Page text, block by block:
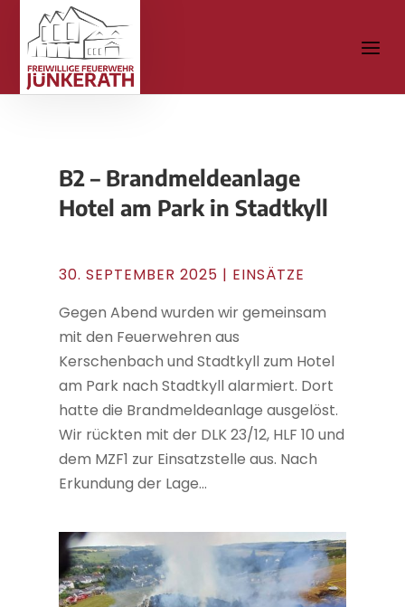
B2 – Brandmeldeanlage
Hotel am Park in Stadtkyll
30. SEPTEMBER 2025 | EINSÄTZE
Gegen Abend wurden wir gemeinsam
mit den Feuerwehren aus
Kerschenbach und Stadtkyll zum Hotel
am Park nach Stadtkyll alarmiert. Dort
hatte die Brandmeldeanlage ausgelöst.
Wir rückten mit der DLK 23/12, HLF 10 und
dem MZF1 zur Einsatzstelle aus. Nach
Erkundung der Lage...